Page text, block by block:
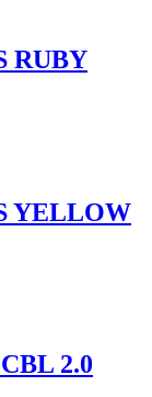
RUBY
YELLOW
2.0